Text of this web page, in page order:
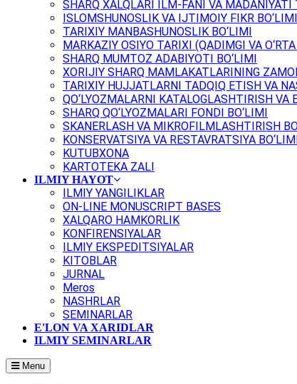
SHARQ XALQLARI ILM-FANI VA MADANIYATI
ISLOMSHUNOSLIK VA IJTIMOIY FIKR BO‘LIMI
TARIXIY MANBASHUNOSLIK BO‘LIMI
MARKAZIY OSIYO TARIXI (QADIMGI VA
SHARQ MUMTOZ ADABIYOTI BO‘LIMI
XORIJIY SHARQ MAMLAKATLARINING
TARIXIY HUJJATLARNI TADQIQ ETISH VA
QO‘LYOZMALARNI KATALOGLASHTIRISH
SHARQ QO‘LYOZMALARI FONDI BO‘LIMI
SKANERLASH VA MIKROFILMLASHTIRISH
KONSERVATSIYA VA RESTAVRATSIYA
KUTUBXONA
KARTOTEKA ZALI
ILMIY HAYOT
ILMIY YANGILIKLAR
ON-LINE MONUSCRIPT BASES
XALQARO HAMKORLIK
KONFIRENSIYALAR
ILMIY EKSPEDITSIYALAR
KITOBLAR
JURNAL
Meros
NASHRLAR
SEMINARLAR
E'LON VA XARIDLAR
ILMIY SEMINARLAR
Menu